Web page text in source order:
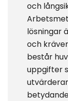
och
lösningar
och
består
uppgifter